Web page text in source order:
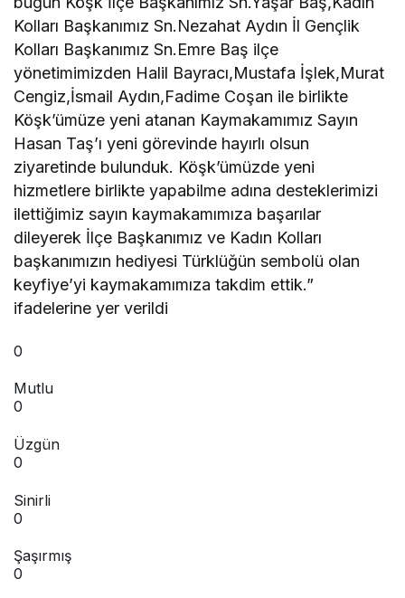
Kolları Başkanımız Sn.Nezahat Aydın İl Gençlik
Kolları Başkanımız Sn.Emre Baş ilçe
yönetimimizden Halil Bayracı,Mustafa İşlek,Murat
Cengiz,İsmail Aydın,Fadime Coşan ile birlikte
Köşk’ümüze yeni atanan Kaymakamımız Sayın
Hasan Taş’ı yeni görevinde hayırlı olsun
ziyaretinde bulunduk. Köşk’ümüzde yeni
hizmetlere birlikte yapabilme adına desteklerimizi
ilettiğimiz sayın kaymakamımıza başarılar
dileyerek İlçe Başkanımız ve Kadın Kolları
başkanımızın hediyesi Türklüğün sembolü olan
keyfiye’yi kaymakamımıza takdim ettik.”
ifadelerine yer verildi
0
Mutlu
0
Üzgün
0
Sinirli
0
Şaşırmış
0